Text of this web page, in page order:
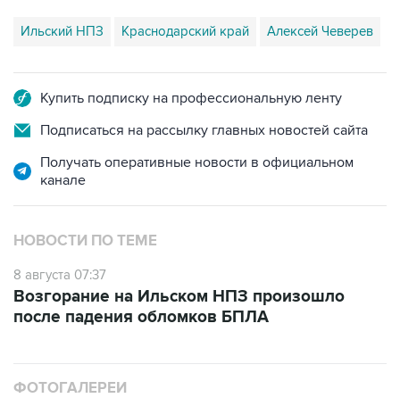
Ильский НПЗ Краснодарский край Алексей Чеверев
Купить подписку на профессиональную ленту
Подписаться на рассылку главных новостей сайта
Получать оперативные новости в официальном
канале
НОВОСТИ ПО ТЕМЕ
8 августа 07:37
Возгорание на Ильском НПЗ произошло
после падения обломков БПЛА
ФОТОГАЛЕРЕИ